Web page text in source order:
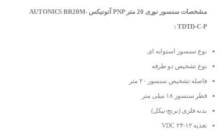
مشخصات سنسور نوری 20 متر PNP آتونیکس AUTONICS BR20M-
TDTD-C-P :
نوع سنسور استوانه ای
نوع تشخیص دو طرفه
فاصله تشخیص سنسور ۲۰ متر
قطر سنسور ۱۸ میلی متر
بدنه فلزی (برنج-نیکل)
تغذیه ۱۲-۲۴ VDC